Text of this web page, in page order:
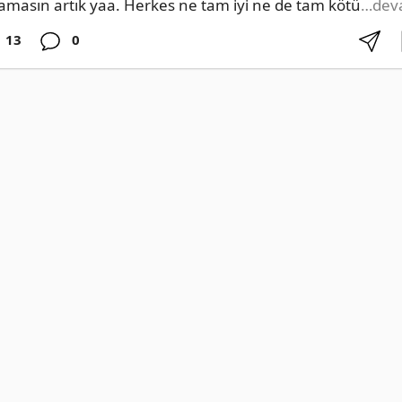
artık yaa. Herkes ne tam iyi ne de tam kötü
13 0